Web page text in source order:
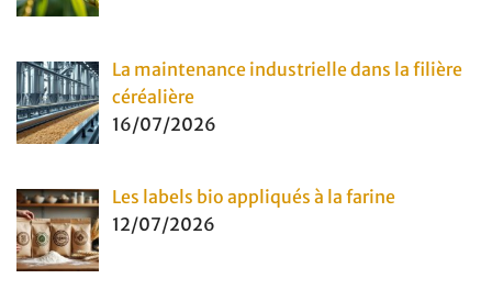
La maintenance industrielle dans la filière
céréalière
16/07/2026
Les labels bio appliqués à la farine
12/07/2026